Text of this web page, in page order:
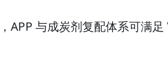
APP 与成炭剂复配体系可满